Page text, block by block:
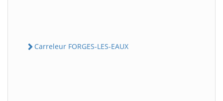
Carreleur FORGES-LES-EAUX